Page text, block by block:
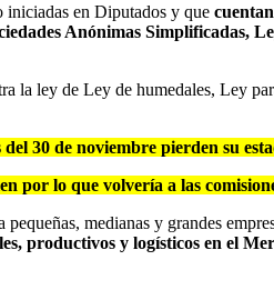
iniciadas en Diputados y que
Anónimas Simplificadas,
la ley de Ley de humedales, Ley
del 30 de noviembre pierden su
por lo que volvería a las
pequeñas, medianas y grandes
productivos y logísticos en el